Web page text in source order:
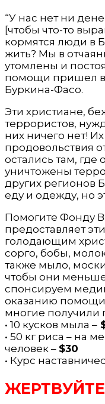
“У нас нет ни
[чтобы что-то
кормятся люди в
жить? Мы в
утомлены и
помощи пришел в
Буркина-Фасо.
Эти христиане,
террористов,
них ничего нет!
продовольствия
остались там, где
уничтожены
других регионов
еду и одежду, но
Помогите Фонду
предоставляет
голодающим
сорго, бобы,
также мыло,
чтобы они
спонсируем
оказанию
многие получили
• 10 кусков мыла –
• 50 кг риса – на
человек – $30
• Курс
ЖЕРТВУЙТЕ